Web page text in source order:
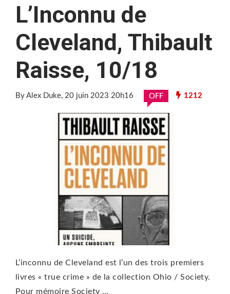
L’Inconnu de
Cleveland, Thibault
Raisse, 10/18
By Alex Duke, 20 juin 2023 20h16 OFF 1212
L’inconnu de Cleveland est l’un des trois premiers
livres « true crime » de la collection Ohio / Society.
Pour mémoire Society …